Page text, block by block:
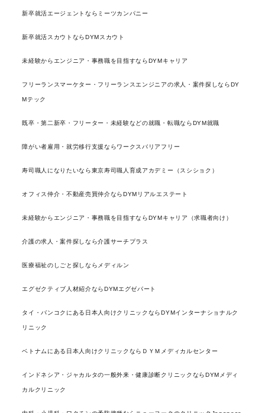
新卒就活エージェントならミーツカンパニー
新卒就活スカウトならDYMスカウト
未経験からエンジニア・事務職を目指すならDYMキャリア
フリーランスマーケター・フリーランスエンジニアの求人・案件探しならDY
Mテック
既卒・第二新卒・フリーター・未経験などの就職・転職ならDYM就職
障がい者雇用・就労移行支援ならワークスバリアフリー
寿司職人になりたいなら東京寿司職人育成アカデミー（スシショク）
オフィス仲介・不動産売買仲介ならDYMリアルエステート
未経験からエンジニア・事務職を目指すならDYMキャリア（求職者向け）
介護の求人・案件探しなら介護サーチプラス
医療福祉のしごと探しならメディルン
エグゼクティブ人材紹介ならDYMエグゼパート
タイ・バンコクにある日本人向けクリニックならDYMインターナショナルク
リニック
ベトナムにある日本人向けクリニックならＤＹＭメディカルセンター
インドネシア・ジャカルタの一般外来・健康診断クリニックならDYMメディ
カルクリニック